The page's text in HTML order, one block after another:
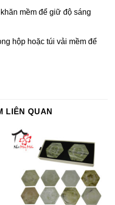
mềm để giữ độ sáng
hộp hoặc túi vải mềm để
LIÊN QUAN